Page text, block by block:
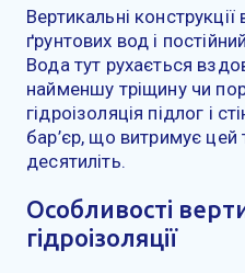
Вертикальні
ґрунтових вод і
Вода тут рухається
найменшу тріщину чи
гідроізоляція підлог і
бар’єр, що витримує цей
десятиліть.
Особливості
гідроізоляції